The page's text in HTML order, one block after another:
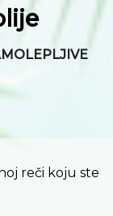
reči koju ste